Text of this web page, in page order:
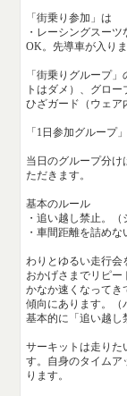
「街乗り参加」は
・レーシングスー
OK。先導車が入りま
「街乗りグループ
トはダメ）、グロ
ひざガード（ウェア
「1日参加グループ
当日のグループ分
ただきます。
基本のルール
・追い越し禁止。（
・車間距離を詰めな
わりとゆるい走行会
おかげさまでリピー
かなか速くなってき
傾向にあります。（
基本的に「追い越し
サーキットは走りた
す。自身のタイムア
ります。